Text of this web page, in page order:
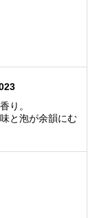
り。
と泡が余韻にむ